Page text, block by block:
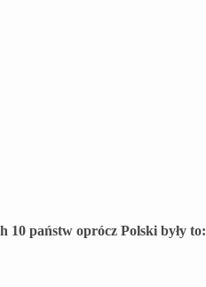
10 państw oprócz Polski były to: